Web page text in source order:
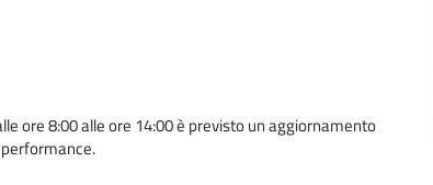
ore 8:00 alle ore 14:00 è previsto un aggiornamento